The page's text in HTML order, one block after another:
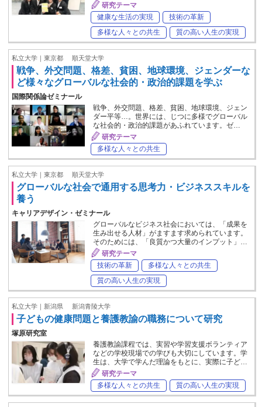
研究テーマ
健康な生活の実現
技術の革新
多様な人々との共生
質の高い人生の実現
私立大学｜東京都 順天堂大学
戦争、外交問題、格差、貧困、地球環境、ジェンダーな
ど様々なグローバルな社会的・政治的課題を学ぶ
国際関係論ゼミナール
戦争、外交問題、格差、貧困、地球環境、ジェン
ダー平等…。世界には、じつに多様でグローバル
な社会的・政治的課題があふれています。ゼ…
研究テーマ
多様な人々との共生
私立大学｜東京都 順天堂大学
グローバルな社会で通用する思考力・ビジネススキルを
養う
キャリアデザイン・ゼミナール
グローバルなビジネス社会においては、「成果を
生み出せる人材」がますます求められています。
そのためには、「良質かつ大量のインプット」…
研究テーマ
技術の革新
多様な人々との共生
質の高い人生の実現
私立大学｜新潟県 新潟青陵大学
子どもの健康問題と養護教諭の職務について研究
塚原研究室
養護教諭課程では、実習や学習支援ボランティア
などの学校現場での学びも大切にしています。学
生は、大学で学んだ理論をもとに、実際に子ど…
研究テーマ
多様な人々との共生
質の高い人生の実現